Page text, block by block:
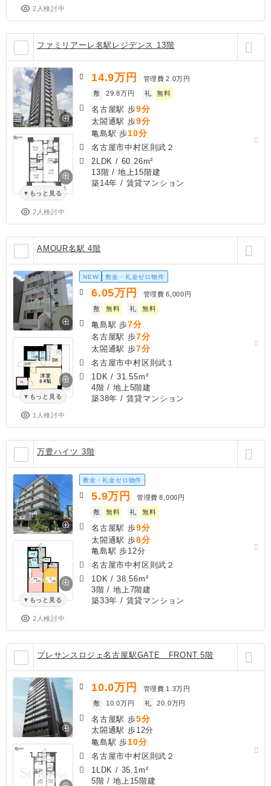
2人検討中
ファミリアーレ名駅レジデンス 13階
もっと見る
2人検討中
14.9万円 管理費 2.0万円
敷
29.8万円 礼 無料
名古屋駅 歩9分
太閤通駅 歩9分
亀島駅 歩10分
名古屋市中村区則武２
2LDK / 60.26m²
13階 / 地上15階建
築14年 / 賃貸マンション
AMOUR名駅 4階
もっと見る
1人検討中
NEW 敷金・礼金ゼロ物件
6.05万円 管理費 6,000円
敷
無料 礼 無料
亀島駅 歩7分
名古屋駅 歩7分
太閤通駅 歩7分
名古屋市中村区則武１
1DK / 31.55m²
4階 / 地上5階建
築38年 / 賃貸マンション
万豊ハイツ 3階
もっと見る
2人検討中
敷金・礼金ゼロ物件
5.9万円 管理費 8,000円
敷
無料 礼 無料
名古屋駅 歩9分
太閤通駅 歩8分
亀島駅 歩12分
名古屋市中村区則武２
1DK / 38.56m²
3階 / 地上7階建
築33年 / 賃貸マンション
プレサンスロジェ名古屋駅GATE FRONT 5階
10.0万円 管理費 1.3万円
敷
10.0万円 礼 20.0万円
名古屋駅 歩5分
太閤通駅 歩12分
亀島駅 歩10分
名古屋市中村区則武２
1LDK / 35.1m²
5階 / 地上15階建